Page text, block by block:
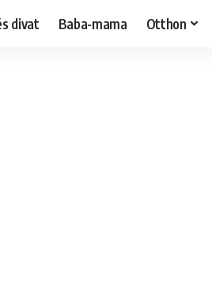
divat Baba-mama Otthon